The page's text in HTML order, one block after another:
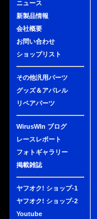
ニュース
新製品情報
会社概要
お問い合わせ
ショップリスト
その他汎用パーツ
グッズ＆アパレル
リペアパーツ
WirusWIn ブログ
レースレポート
フォトギャラリー
掲載雑誌
ヤフオク! ショップ-1
ヤフオク! ショップ-2
Youtube